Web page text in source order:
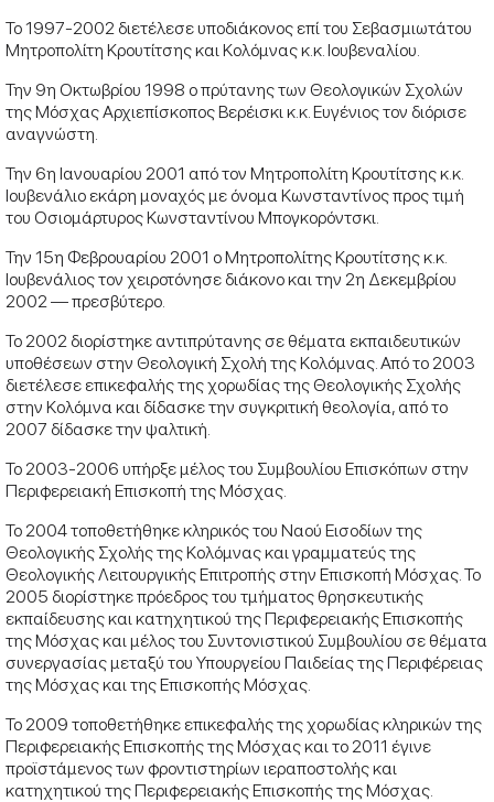
Το 1997-2002 διετέλεσε υποδιάκονος επί του Σεβασμιωτάτου
Μητροπολίτη Κρουτίτσης και Κολόμνας κ.κ. Ιουβεναλίου.
Την 9η Οκτωβρίου 1998 ο πρύτανης των Θεολογικών Σχολών
της Μόσχας Αρχιεπίσκοπος Βερέισκι κ.κ. Ευγένιος τον διόρισε
αναγνώστη.
Την 6η Ιανουαρίου 2001 από τον Μητροπολίτη Κρουτίτσης κ.κ.
Ιουβενάλιο εκάρη μοναχός με όνομα Κωνσταντίνος προς τιμή
του Οσιομάρτυρος Κωνσταντίνου Μπογκορόντσκι.
Την 15η Φεβρουαρίου 2001 ο Μητροπολίτης Κρουτίτσης κ.κ.
Ιουβενάλιος τον χειροτόνησε διάκονο και την 2η Δεκεμβρίου
2002 — πρεσβύτερο.
Το 2002 διορίστηκε αντιπρύτανης σε θέματα εκπαιδευτικών
υποθέσεων στην Θεολογική Σχολή της Κολόμνας. Από το 2003
διετέλεσε επικεφαλής της χορωδίας της Θεολογικής Σχολής
στην Κολόμνα και δίδασκε την συγκριτική θεολογία, από το
2007 δίδασκε την ψαλτική.
Το 2003-2006 υπήρξε μέλος του Συμβουλίου Επισκόπων στην
Περιφερειακή Επισκοπή της Μόσχας.
Το 2004 τοποθετήθηκε κληρικός του Ναού Εισοδίων της
Θεολογικής Σχολής της Κολόμνας και γραμματεύς της
Θεολογικής Λειτουργικής Επιτροπής στην Επισκοπή Μόσχας. Το
2005 διορίστηκε πρόεδρος του τμήματος θρησκευτικής
εκπαίδευσης και κατηχητικού της Περιφερειακής Επισκοπής
της Μόσχας και μέλος του Συντονιστικού Συμβουλίου σε θέματα
συνεργασίας μεταξύ του Υπουργείου Παιδείας της Περιφέρειας
της Μόσχας και της Επισκοπής Μόσχας.
Το 2009 τοποθετήθηκε επικεφαλής της χορωδίας κληρικών της
Περιφερειακής Επισκοπής της Μόσχας και το 2011 έγινε
προϊστάμενος των φροντιστηρίων ιεραποστολής και
κατηχητικού της Περιφερειακής Επισκοπής της Μόσχας.